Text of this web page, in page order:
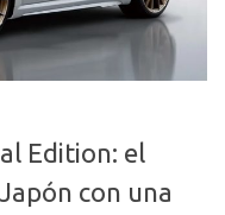
Edition: el
con una